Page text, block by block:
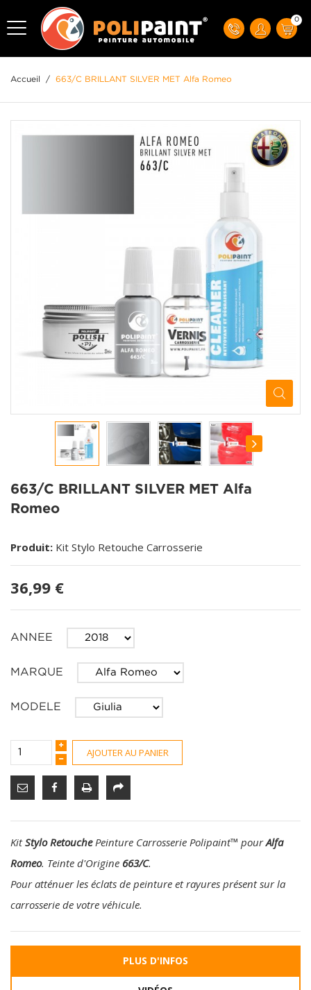
0
Accueil / 663/C BRILLANT SILVER MET Alfa Romeo
663/C BRILLANT SILVER MET Alfa
Romeo
Produit: Kit Stylo Retouche Carrosserie
36,99 €
ANNEE
MARQUE
MODELE
AJOUTER AU PANIER
KitStylo RetouchePeinture Carrosserie Polipaint™ pourAlfa
Romeo. Teinte d'Origine 663/C.
Pour atténuer les éclats de peinture et rayures présent sur la
carrosserie de votre véhicule.
PLUS D'INFOS